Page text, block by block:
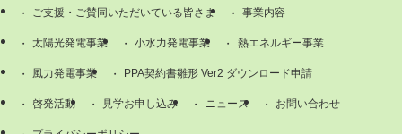
ご支援・ご賛同いただいている皆さま 事業内容
太陽光発電事業 小水力発電事業 熱エネルギー事業
風力発電事業 PPA契約書雛形 Ver2 ダウンロード申請
啓発活動 見学お申し込み ニュース お問い合わせ